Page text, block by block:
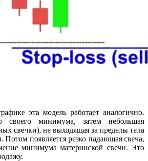
эта модель работает аналогично.
минимума, затем небольшая
свечки), не выходящая за пределы тела
Потом появляется резко падающая свеча,
минимума материнской свечи. Это